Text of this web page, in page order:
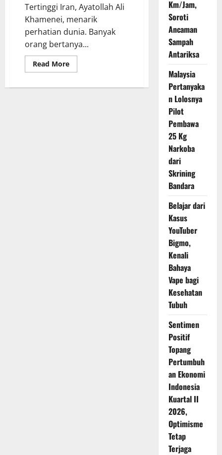
Tertinggi Iran, Ayatollah Ali
Khamenei, menarik
perhatian dunia. Banyak
orang bertanya...
Read MoreRead
more
Jenazah
Km/Jam,
Soroti
Ancaman
Sampah
Antariksa
Malaysia
Pertanyaka
n Lolosnya
Pilot
Pembawa
25 Kg
Narkoba
dari
Skrining
Bandara
Belajar dari
Kasus
YouTuber
Bigmo,
Kenali
Bahaya
Vape bagi
Kesehatan
Tubuh
Sentimen
Positif
Topang
Pertumbuh
an Ekonomi
Indonesia
Kuartal II
2026,
Optimisme
Tetap
Terjaga